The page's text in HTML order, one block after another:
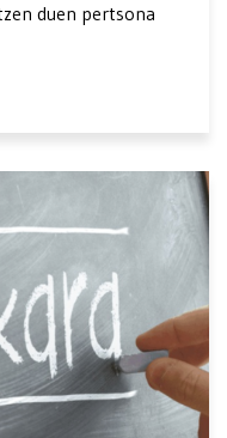
duen pertsona